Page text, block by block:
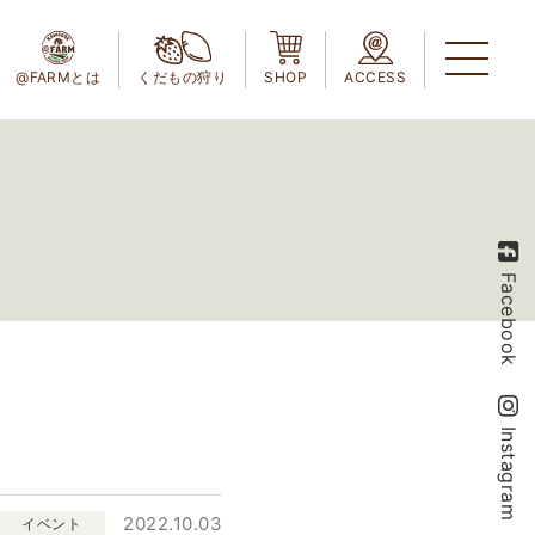
@FARMとは くだもの狩り SHOP ACCESS
イベント 2022.10.03
Facebook
Instagram